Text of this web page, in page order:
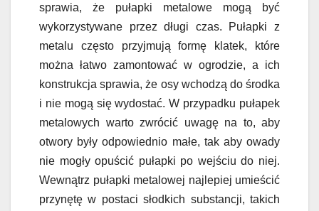
sprawia, że pułapki metalowe mogą być
wykorzystywane przez długi czas. Pułapki z
metalu często przyjmują formę klatek, które
można łatwo zamontować w ogrodzie, a ich
konstrukcja sprawia, że osy wchodzą do środka
i nie mogą się wydostać. W przypadku pułapek
metalowych warto zwrócić uwagę na to, aby
otwory były odpowiednio małe, tak aby owady
nie mogły opuścić pułapki po wejściu do niej.
Wewnątrz pułapki metalowej najlepiej umieścić
przynętę w postaci słodkich substancji, takich